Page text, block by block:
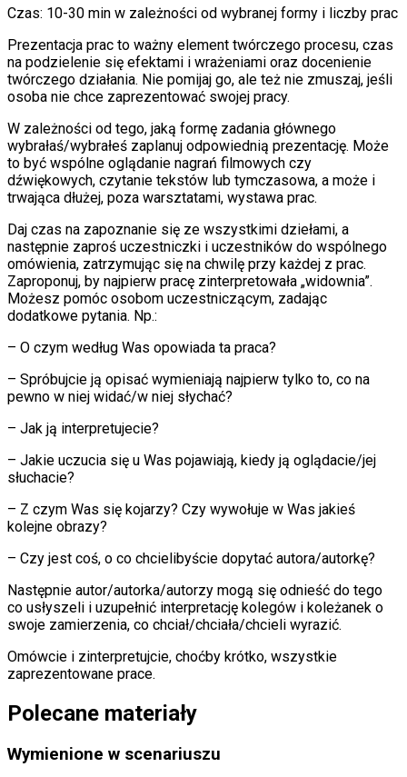
Czas: 10-30 min w zależności od wybranej formy i liczby prac
Prezentacja prac to ważny element twórczego procesu, czas
na podzielenie się efektami i wrażeniami oraz docenienie
twórczego działania. Nie pomijaj go, ale też nie zmuszaj, jeśli
osoba nie chce zaprezentować swojej pracy.
W zależności od tego, jaką formę zadania głównego
wybrałaś/wybrałeś zaplanuj odpowiednią prezentację. Może
to być wspólne oglądanie nagrań filmowych czy
dźwiękowych, czytanie tekstów lub tymczasowa, a może i
trwająca dłużej, poza warsztatami, wystawa prac.
Daj czas na zapoznanie się ze wszystkimi dziełami, a
następnie zaproś uczestniczki i uczestników do wspólnego
omówienia, zatrzymując się na chwilę przy każdej z prac.
Zaproponuj, by najpierw pracę zinterpretowała „widownia”.
Możesz pomóc osobom uczestniczącym, zadając
dodatkowe pytania. Np.:
– O czym według Was opowiada ta praca?
– Spróbujcie ją opisać wymieniają najpierw tylko to, co na
pewno w niej widać/w niej słychać?
– Jak ją interpretujecie?
– Jakie uczucia się u Was pojawiają, kiedy ją oglądacie/jej
słuchacie?
– Z czym Was się kojarzy? Czy wywołuje w Was jakieś
kolejne obrazy?
– Czy jest coś, o co chcielibyście dopytać autora/autorkę?
Następnie autor/autorka/autorzy mogą się odnieść do tego
co usłyszeli i uzupełnić interpretację kolegów i koleżanek o
swoje zamierzenia, co chciał/chciała/chcieli wyrazić.
Omówcie i zinterpretujcie, choćby krótko, wszystkie
zaprezentowane prace.
Polecane materiały
Wymienione w scenariuszu